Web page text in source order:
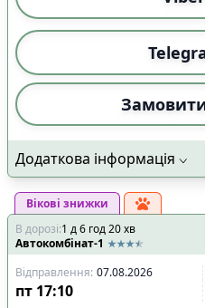
Додаткова інформація
Вікові знижки
В дорозі:1 д6 год20хв
Автокомбінат-1
Відправлення: 07.08.2026
пт 17:10